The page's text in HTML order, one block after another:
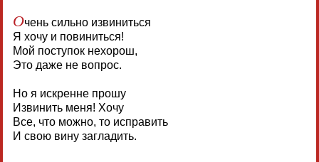
Очень сильно извиниться
Я хочу и повиниться!
Мой поступок нехорош,
Это даже не вопрос.
Но я искренне прошу
Извинить меня! Хочу
Все, что можно, то исправить
И свою вину загладить.